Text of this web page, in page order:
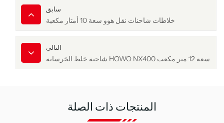
سابق
خلاطات شاحنات نقل هوو سعة 10 أمتار مكعبة
التالي
شاحنة خلط الخرسانة HOWO NX400 سعة 12 متر مكعب
المنتجات ذات الصلة